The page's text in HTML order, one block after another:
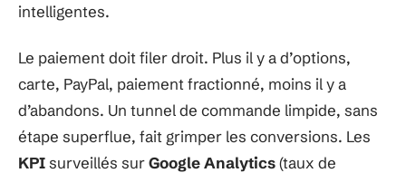
intelligentes.
Le paiement doit filer droit. Plus il y a d’options,
carte, PayPal, paiement fractionné, moins il y a
d’abandons. Un tunnel de commande limpide, sans
étape superflue, fait grimper les conversions. Les
KPIsurveillés surGoogle Analytics(taux de